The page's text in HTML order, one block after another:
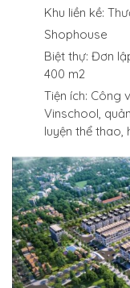
Khu liền kề:
Shophouse
Biệt thự: Đơn
400 m2
Tiện ích: Công
Vinschool,
luyện thể thao,